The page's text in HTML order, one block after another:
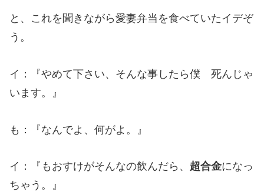
と、これを聞きながら愛妻弁当を食べていたイデぞ
う。
イ：『やめて下さい、そんな事したら僕 死んじゃ
います。』
も：『なんでよ、何がよ。』
イ：『もおすけがそんなの飲んだら、 超合金になっ
ちゃう。』